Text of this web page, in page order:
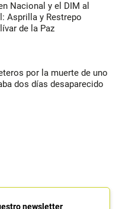
Nacional y el DIM al
Asprilla y Restrepo
de la Paz
por la muerte de uno
dos días desaparecido
newsletter